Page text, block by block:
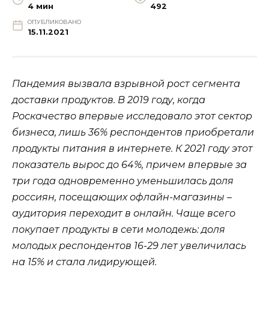
4 мин 492
ОПУБЛИКОВАНО
15.11.2021
Пандемия вызвала взрывной рост сегмента
доставки продуктов. В 2019 году, когда
Роскачество впервые исследовало этот сектор
бизнеса, лишь 36% респондентов приобретали
продукты питания в интернете. К 2021 году этот
показатель вырос до 64%, причем впервые за
три года одновременно уменьшилась доля
россиян, посещающих офлайн-магазины –
аудитория переходит в онлайн. Чаще всего
покупает продукты в сети молодежь: доля
молодых респондентов 16-29 лет увеличилась
на 15% и стала лидирующей.